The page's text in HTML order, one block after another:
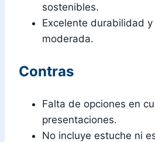
sostenibles.
Excelente durabilidad y
moderada.
Contras
Falta de opciones en
presentaciones.
No incluye estuche ni